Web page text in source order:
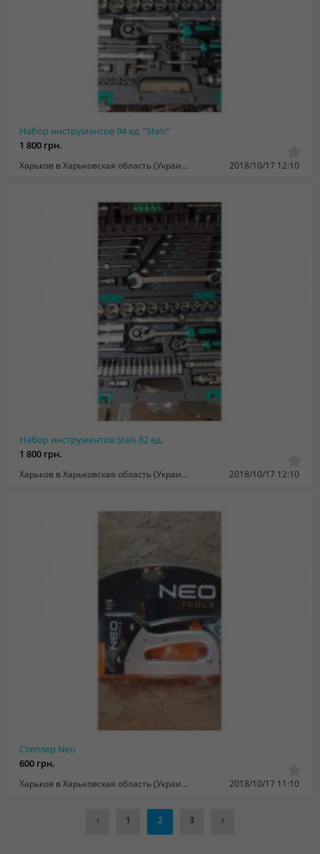
Набор инструментов 94 ед. "Stels"
1 800 грн.
Харьков в Харьковская область (Украина) 2018/10/17 12:10
Набор инструментов Stels 82 ед.
1 800 грн.
Харьков в Харьковская область (Украина) 2018/10/17 12:10
Степлер Neo
600 грн.
Харьков в Харьковская область (Украина) 2018/10/17 11:10
1 2 3